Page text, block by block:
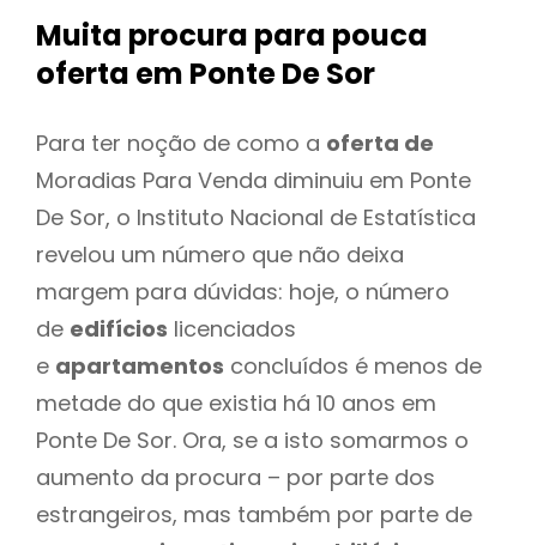
Muita procura para pouca
oferta em Ponte De Sor
Para ter noção de como a oferta de
Moradias Para Venda diminuiu em Ponte
De Sor, o Instituto Nacional de Estatística
revelou um número que não deixa
margem para dúvidas: hoje, o número
de edifícios licenciados
e apartamentos concluídos é menos de
metade do que existia há 10 anos em
Ponte De Sor. Ora, se a isto somarmos o
aumento da procura – por parte dos
estrangeiros, mas também por parte de